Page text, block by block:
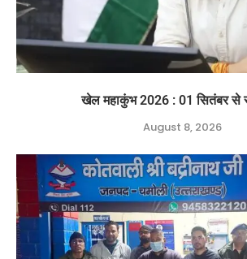
खेल महाकुंभ 2026 : 01 सितंबर से
August 8, 2026